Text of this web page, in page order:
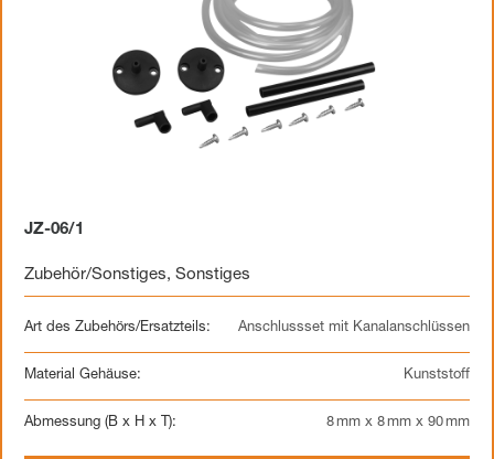
JZ-06/1
Zubehör/Sonstiges, Sonstiges
Art des Zubehörs/Ersatzteils: Anschlussset mit Kanalanschlüssen
Material Gehäuse: Kunststoff
Abmessung (B x H x T): 8 mm x 8 mm x 90 mm